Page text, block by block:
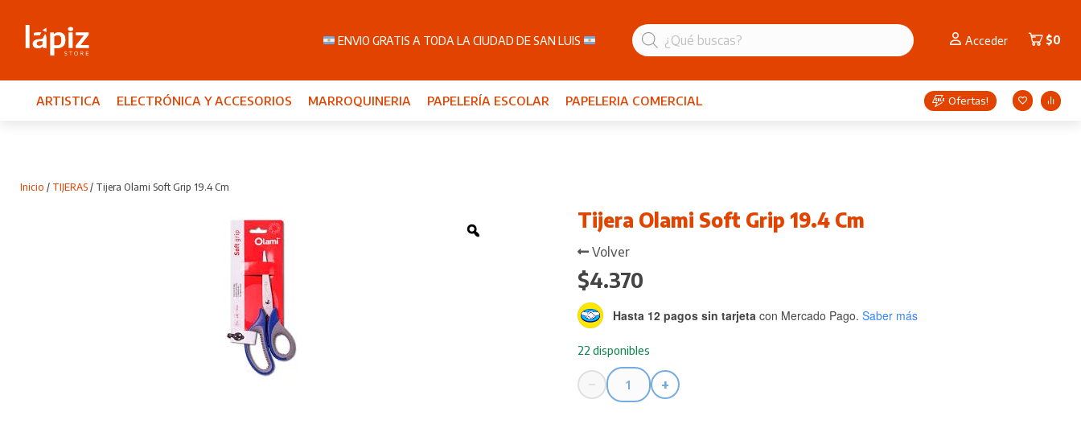
Búsqueda
de
productos
Acceder $0
ENVIO GRATIS A TODA LA CIUDAD DE SAN LUIS
ARTISTICA ELECTRÓNICA Y ACCESORIOS MARROQUINERIA PAPELERÍA ESCOLAR PAPELERIA COMERCIAL Ofertas!
Inicio / TIJERAS / Tijera Olami Soft Grip 19.4 Cm
Tijera Olami Soft Grip 19.4 Cm
Volver
$4.370
22 disponibles
Hasta 12 pagos sin tarjeta con Mercado Pago. Saber más
−
Tijera
+